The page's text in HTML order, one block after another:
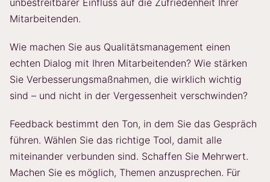
unbestreitbarer Einfluss auf die Zufriedenheit Ihrer
Mitarbeitenden.
Wie machen Sie aus Qualitätsmanagement einen
echten Dialog mit Ihren Mitarbeitenden? Wie stärken
Sie Verbesserungsmaßnahmen, die wirklich wichtig
sind – und nicht in der Vergessenheit verschwinden?
Feedback bestimmt den Ton, in dem Sie das Gespräch
führen. Wählen Sie das richtige Tool, damit alle
miteinander verbunden sind. Schaffen Sie Mehrwert.
Machen Sie es möglich, Themen anzusprechen. Für